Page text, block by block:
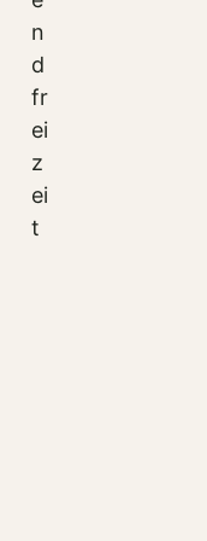
n
d
fr
ei
z
ei
t